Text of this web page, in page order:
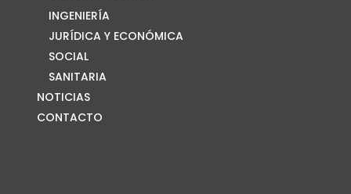
INGENIERÍA
JURÍDICA Y ECONÓMICA
SOCIAL
SANITARIA
NOTICIAS
CONTACTO